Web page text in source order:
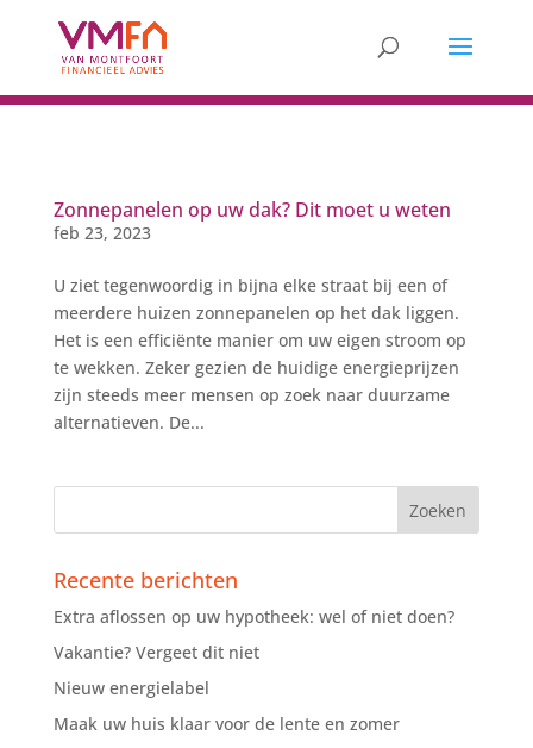
Zonnepanelen op uw dak? Dit moet u weten
feb 23, 2023
U ziet tegenwoordig in bijna elke straat bij een of
meerdere huizen zonnepanelen op het dak liggen.
Het is een efficiënte manier om uw eigen stroom op
te wekken. Zeker gezien de huidige energieprijzen
zijn steeds meer mensen op zoek naar duurzame
alternatieven. De...
Recente berichten
Extra aflossen op uw hypotheek: wel of niet doen?
Vakantie? Vergeet dit niet
Nieuw energielabel
Maak uw huis klaar voor de lente en zomer